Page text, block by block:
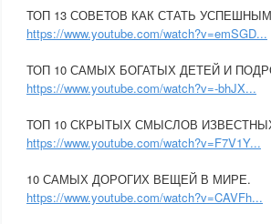
ТОП 13 СОВЕТОВ КАК СТАТЬ
https://www.youtube.com/watch?v=emSGD...
ТОП 10 САМЫХ БОГАТЫХ ДЕТЕЙ И
https://www.youtube.com/watch?v=-bhJX...
ТОП 10 СКРЫТЫХ СМЫСЛОВ
https://www.youtube.com/watch?v=F7V1Y...
10 САМЫХ ДОРОГИХ ВЕЩЕЙ В МИРЕ.
https://www.youtube.com/watch?v=CAVFh...